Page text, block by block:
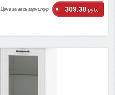
Цена за весь гарнитур 309.38 руб.